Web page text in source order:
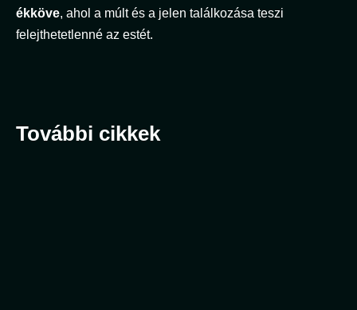
ékköve, ahol a múlt és a jelen találkozása teszi
felejthetetlenné az estét.
További cikkek